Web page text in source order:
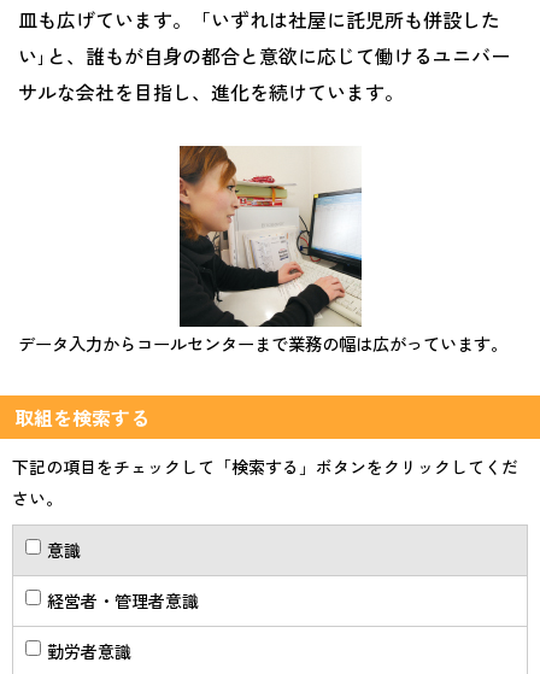
皿も広げています。「いずれは社屋に託児所も併設した
い｣と、誰もが自身の都合と意欲に応じて働けるユニバー
サルな会社を目指し、進化を続けています。
データ入力からコールセンターまで業務の幅は広がっています。
取組を検索する
下記の項目をチェックして「検索する」ボタンをクリックしてくだ
さい。
意識
経営者・管理者意識
勤労者意識